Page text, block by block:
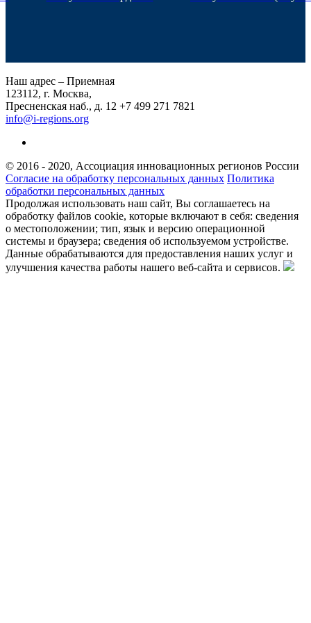
Наш адрес – Приемная
123112, г. Москва,
Пресненская наб., д. 12 +7 499 271 7821
info@i-regions.org
© 2016 - 2020, Ассоциация инновационных регионов России
Согласие на обработку персональных данных Политика
обработки персональных данных
Продолжая использовать наш сайт, Вы соглашаетесь на
обработку файлов cookie, которые включают в себя: сведения
о местоположении; тип, язык и версию операционной
системы и браузера; сведения об используемом устройстве.
Данные обрабатываются для предоставления наших услуг и
улучшения качества работы нашего веб-сайта и сервисов.